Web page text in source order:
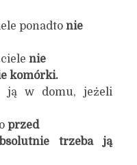
ponadto nie
nie
komórki.
ją w domu, jeżeli
przed
trzeba ją